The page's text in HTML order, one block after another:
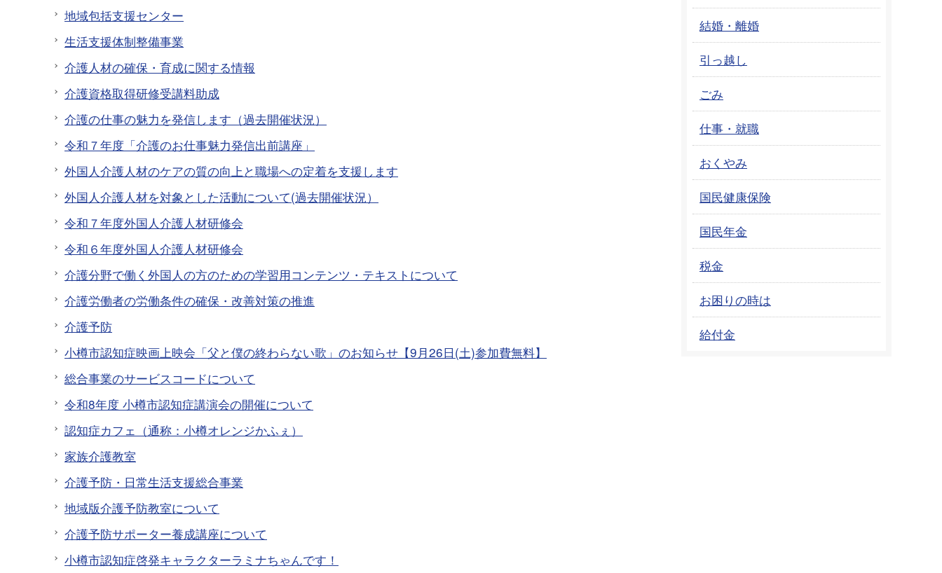
地域包括支援センター
生活支援体制整備事業
介護人材の確保・育成に関する情報
介護資格取得研修受講料助成
介護の仕事の魅力を発信します（過去開催状況）
令和７年度「介護のお仕事魅力発信出前講座」
外国人介護人材のケアの質の向上と職場への定着を支援します
外国人介護人材を対象とした活動について(過去開催状況）
令和７年度外国人介護人材研修会
令和６年度外国人介護人材研修会
介護分野で働く外国人の方のための学習用コンテンツ・テキストについて
介護労働者の労働条件の確保・改善対策の推進
介護予防
小樽市認知症映画上映会「父と僕の終わらない歌」のお知らせ【9月26日(土)参加費無料】
総合事業のサービスコードについて
令和8年度 小樽市認知症講演会の開催について
認知症カフェ（通称：小樽オレンジかふぇ）
家族介護教室
介護予防・日常生活支援総合事業
地域版介護予防教室について
介護予防サポーター養成講座について
小樽市認知症啓発キャラクターラミナちゃんです！
結婚・離婚
引っ越し
ごみ
仕事・就職
おくやみ
国民健康保険
国民年金
税金
お困りの時は
給付金